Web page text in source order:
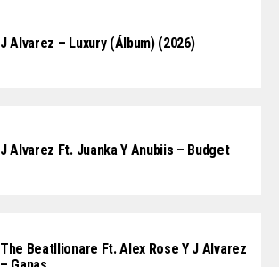
J Alvarez – Luxury (Álbum) (2026)
J Alvarez Ft. Juanka Y Anubiis – Budget
The Beatllionare Ft. Alex Rose Y J Alvarez